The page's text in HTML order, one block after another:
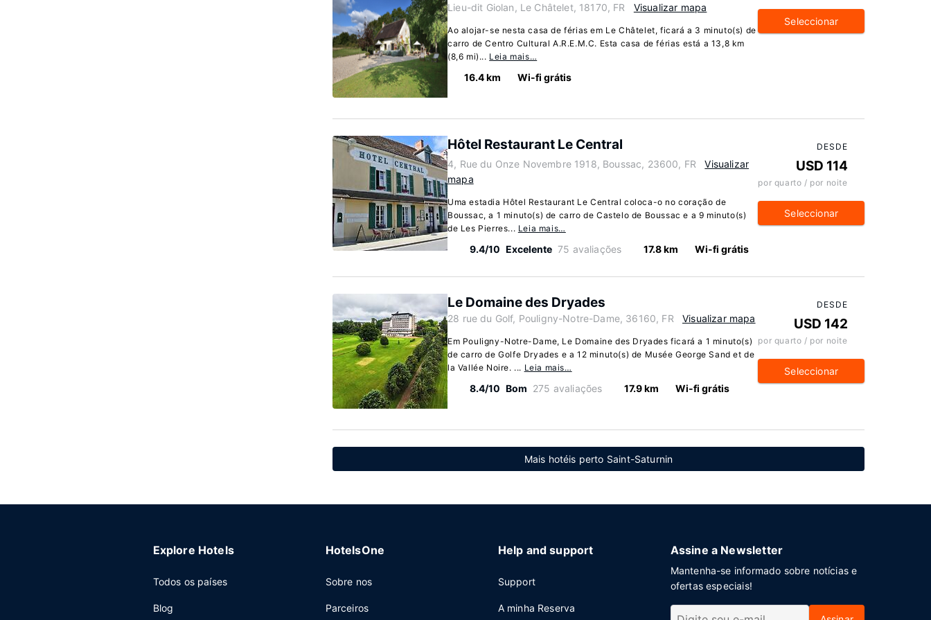
Lieu-dit Giolan, Le Châtelet, 18170, FR Visualizar mapa
Ao alojar-se nesta casa de férias em Le Châtelet, ficará a 3 minuto(s) de
carro de Centro Cultural A.R.E.M.C. Esta casa de férias está a 13,8 km
(8,6 mi)... Leia mais…
16.4 km Wi-fi grátis
Seleccionar
Hôtel Restaurant Le Central
4, Rue du Onze Novembre 1918, Boussac, 23600, FR
Visualizar
mapa
Uma estadia Hôtel Restaurant Le Central coloca-o no coração de
Boussac, a 1 minuto(s) de carro de Castelo de Boussac e a 9 minuto(s)
de Les Pierres... Leia mais…
9.4/10 Excelente 75 avaliações 17.8 km Wi-fi grátis
DESDE
USD 114
por quarto / por noite
Seleccionar
Le Domaine des Dryades
28 rue du Golf, Pouligny-Notre-Dame, 36160, FR Visualizar mapa
Em Pouligny-Notre-Dame, Le Domaine des Dryades ficará a 1 minuto(s)
de carro de Golfe Dryades e a 12 minuto(s) de Musée George Sand et de
la Vallée Noire. ... Leia mais…
8.4/10 Bom 275 avaliações 17.9 km Wi-fi grátis
DESDE
USD 142
por quarto / por noite
Seleccionar
Mais hotéis perto Saint-Saturnin
Explore Hotels
Todos os países
Blog
HotelsOne
Sobre nos
Parceiros
Help and support
Support
A minha Reserva
Assine a Newsletter
Mantenha-se informado sobre notícias e
ofertas especiais!